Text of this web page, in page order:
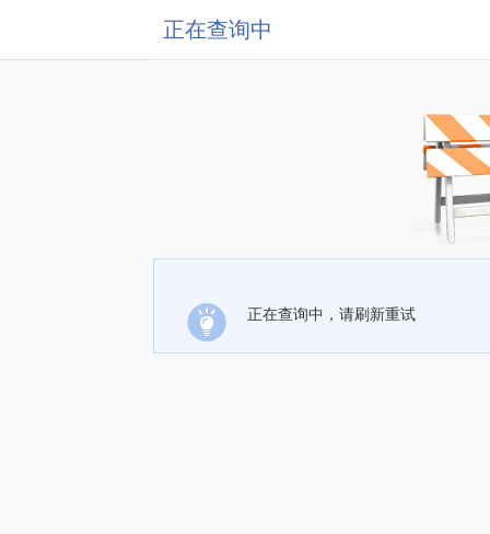
正在查询中
正在查询中，请刷新重试